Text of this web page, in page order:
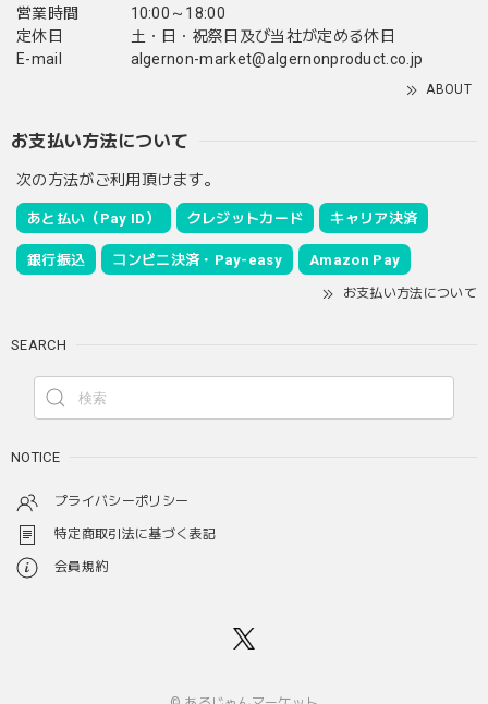
営業時間
10:00～18:00
定休日
土・日・祝祭日及び当社が定める休日
E-mail
algernon-market@algernonproduct.co.jp
ABOUT
お支払い方法について
次の方法がご利用頂けます。
あと払い（Pay ID） クレジットカード キャリア決済
銀行振込 コンビニ決済・Pay-easy Amazon Pay
お支払い方法について
SEARCH
NOTICE
プライバシーポリシー
特定商取引法に基づく表記
会員規約